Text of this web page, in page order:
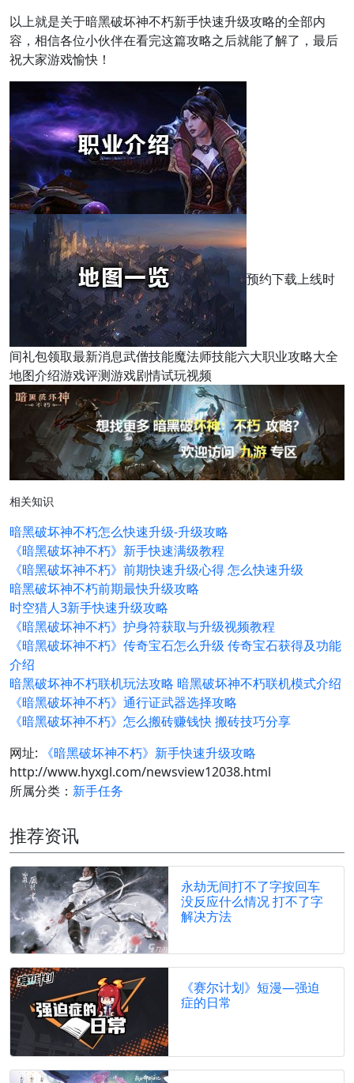
以上就是关于暗黑破坏神不朽新手快速升级攻略的全部内
容，相信各位小伙伴在看完这篇攻略之后就能了解了，最后
祝大家游戏愉快！
预约下载上线时
间礼包领取最新消息武僧技能魔法师技能六大职业攻略大全
地图介绍游戏评测游戏剧情试玩视频
相关知识
暗黑破坏神不朽怎么快速升级-升级攻略
《暗黑破坏神不朽》新手快速满级教程
《暗黑破坏神不朽》前期快速升级心得 怎么快速升级
暗黑破坏神不朽前期最快升级攻略
时空猎人3新手快速升级攻略
《暗黑破坏神不朽》护身符获取与升级视频教程
《暗黑破坏神不朽》传奇宝石怎么升级 传奇宝石获得及功能
介绍
暗黑破坏神不朽联机玩法攻略 暗黑破坏神不朽联机模式介绍
《暗黑破坏神不朽》通行证武器选择攻略
《暗黑破坏神不朽》怎么搬砖赚钱快 搬砖技巧分享
网址:
《暗黑破坏神不朽》新手快速升级攻略
http://www.hyxgl.com/newsview12038.html
所属分类： 新手任务
推荐资讯
永劫无间打不了字按回车
没反应什么情况 打不了字
解决方法
《赛尔计划》短漫—强迫
症的日常